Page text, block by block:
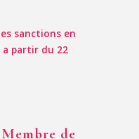
sanctions en
a partir du 22
de